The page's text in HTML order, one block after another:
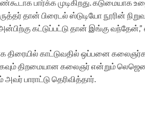
பார்க்கமுடிகிறது.கடுமையாக
தான் பிரைடல் ஸ்டுடியோ நூரின்
கட்டுப்பட்டு தான் இங்கு வந்தேன்,”
திரையில் காட்டுவதில் ஒப்பனை
திறமையான கலைஞர்என்றும்
அவர்பாராட்டு தெரிவித்தார்.